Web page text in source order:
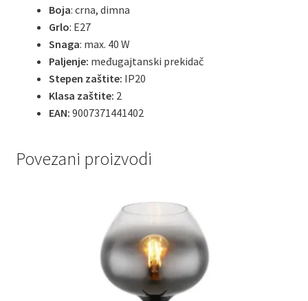
Boja: crna, dimna
Grlo: E27
Snaga: max. 40 W
Paljenje: međugajtanski prekidač
Stepen zaštite: IP20
Klasa zaštite: 2
EAN: 9007371441402
Povezani proizvodi